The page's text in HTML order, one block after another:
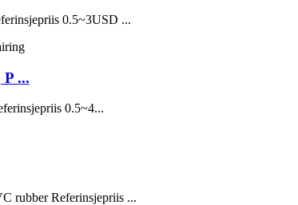
0.5~3USD ...
P ...
0.5~4...
rubber Referinsjepriis ...